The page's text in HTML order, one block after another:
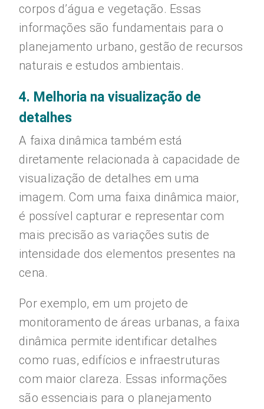
corpos d’água e vegetação. Essas
informações são fundamentais para o
planejamento urbano, gestão de recursos
naturais e estudos ambientais.
4. Melhoria na visualização de
detalhes
A faixa dinâmica também está
diretamente relacionada à capacidade de
visualização de detalhes em uma
imagem. Com uma faixa dinâmica maior,
é possível capturar e representar com
mais precisão as variações sutis de
intensidade dos elementos presentes na
cena.
Por exemplo, em um projeto de
monitoramento de áreas urbanas, a faixa
dinâmica permite identificar detalhes
como ruas, edifícios e infraestruturas
com maior clareza. Essas informações
são essenciais para o planejamento